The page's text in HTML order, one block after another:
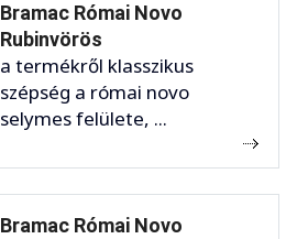
Bramac Római Novo
Rubinvörös
a termékről klasszikus
szépség a római novo
selymes felülete, ...
Bramac Római Novo